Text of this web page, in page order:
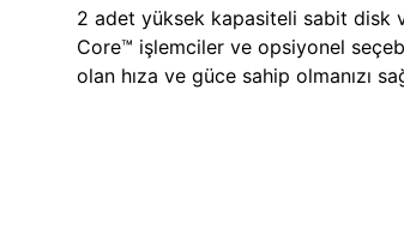
2 adet yüksek kapasiteli sabit disk
Core™ işlemciler ve opsiyonel
olan hıza ve güce sahip olmanızı